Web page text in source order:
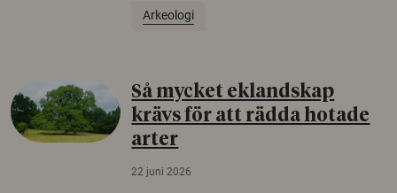
Arkeologi
Så mycket eklandskap
krävs för att rädda hotade
arter
22 juni 2026